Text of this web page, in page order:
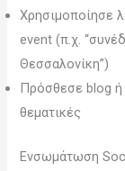
Χρησιμοποίησε
event (π.χ.
Θεσσαλονίκη”)
Πρόσθεσε blog ή
θεματικές
Ενσωμάτωση